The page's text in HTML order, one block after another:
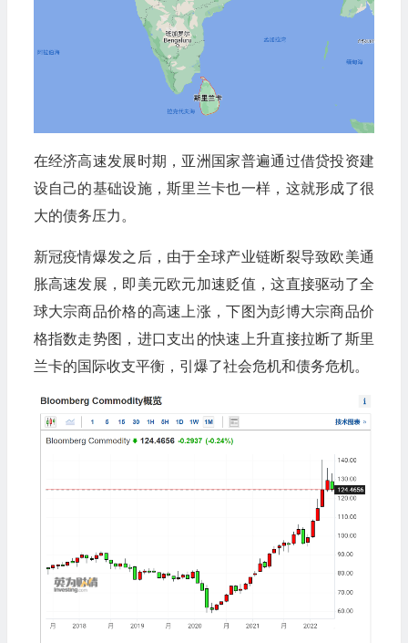
在经济高速发展时期，亚洲国家普遍通过借贷投资建
设自己的基础设施，斯里兰卡也一样，这就形成了很
大的债务压力。
新冠疫情爆发之后，由于全球产业链断裂导致欧美通
胀高速发展，即美元欧元加速贬值，这直接驱动了全
球大宗商品价格的高速上涨，下图为彭博大宗商品价
格指数走势图，进口支出的快速上升直接拉断了斯里
兰卡的国际收支平衡，引爆了社会危机和债务危机。